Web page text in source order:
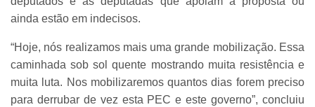
ainda estão em indecisos.
“Hoje, nós realizamos mais uma grande mobilização. Essa
caminhada sob sol quente mostrando muita resistência e
muita luta. Nos mobilizaremos quantos dias forem preciso
para derrubar de vez esta PEC e este governo”, concluiu